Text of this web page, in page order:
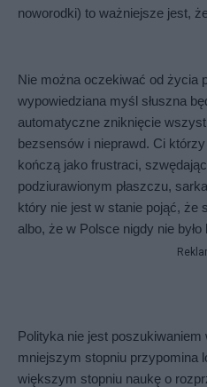
noworodki) to ważniejsze jest,
Nie można oczekiwać od życia
wypowiedziana myśl słuszna
automatyczne zniknięcie
bezsensów i nieprawd. Ci
kończą jako frustraci,
podziurawionym płaszczu,
który nie jest w stanie pojąć, że
albo, że w Polsce nigdy nie było
Polityka nie jest poszukiwaniem
mniejszym stopniu przypomina
większym stopniu naukę o